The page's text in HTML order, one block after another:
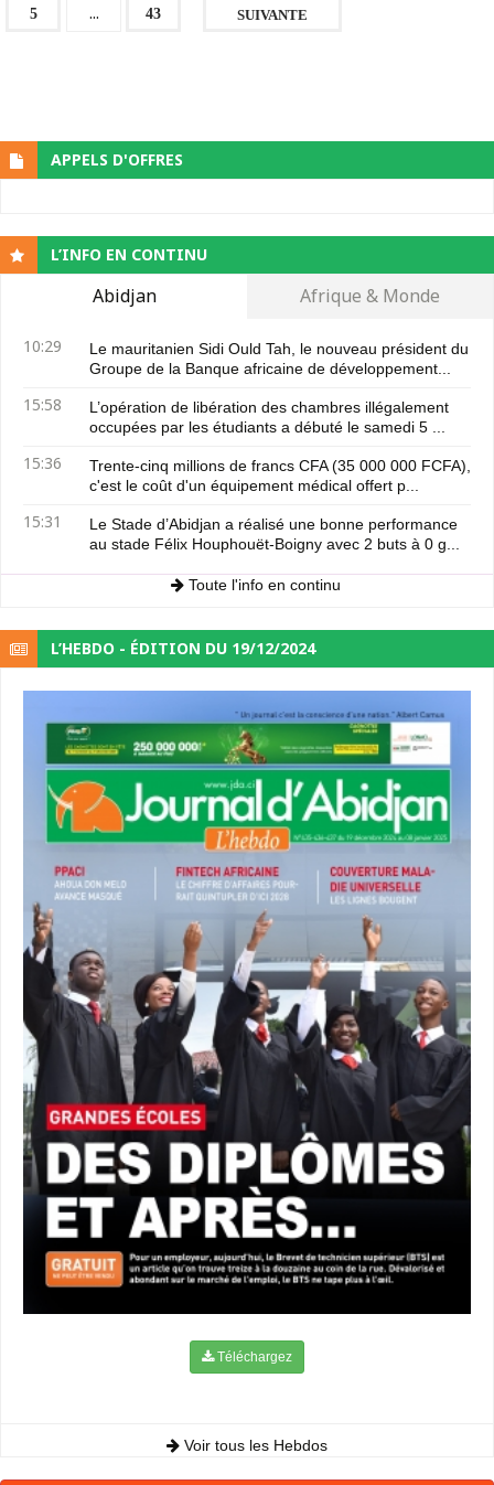
5 ... 43 SUIVANTE
APPELS D'OFFRES
L’INFO EN CONTINU
Abidjan Afrique & Monde
10:29
Le mauritanien Sidi Ould Tah, le nouveau président du
Groupe de la Banque africaine de développement...
15:58
L’opération de libération des chambres illégalement
occupées par les étudiants a débuté le samedi 5 ...
15:36
Trente-cinq millions de francs CFA (35 000 000 FCFA),
c'est le coût d'un équipement médical offert p...
15:31
Le Stade d’Abidjan a réalisé une bonne performance
au stade Félix Houphouët-Boigny avec 2 buts à 0 g...
Toute l'info en continu
L’HEBDO - ÉDITION DU 19/12/2024
Téléchargez
Voir tous les Hebdos